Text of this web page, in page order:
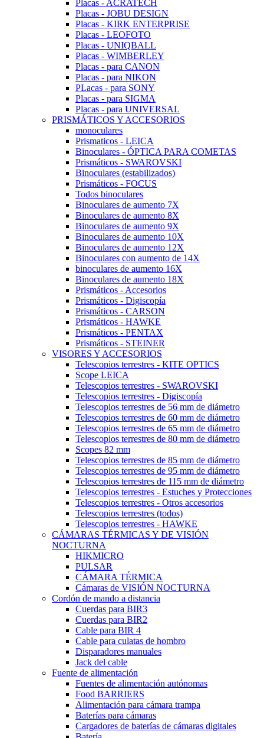
Placas - ACRATECH
Placas - JOBU DESIGN
Placas - KIRK ENTERPRISE
Placas - LEOFOTO
Placas - UNIQBALL
Placas - WIMBERLEY
Placas - para CANON
Placas - para NIKON
PLacas - para SONY
Placas - para SIGMA
Placas - para UNIVERSAL
PRISMÁTICOS Y ACCESORIOS
monoculares
Prismaticos - LEICA
Binoculares - ÓPTICA PARA COMETAS
Prismáticos - SWAROVSKI
Binoculares (estabilizados)
Prismáticos - FOCUS
Todos binoculares
Binoculares de aumento 7X
Binoculares de aumento 8X
Binoculares de aumento 9X
Binoculares de aumento 10X
Binoculares de aumento 12X
Binoculares con aumento de 14X
binoculares de aumento 16X
Binoculares de aumento 18X
Prismáticos - Accesorios
Prismáticos - Digiscopía
Prismáticos - CARSON
Prismáticos - HAWKE
Prismáticos - PENTAX
Prismáticos - STEINER
VISORES Y ACCESORIOS
Telescopios terrestres - KITE OPTICS
Scope LEICA
Telescopios terrestres - SWAROVSKI
Telescopios terrestres - Digiscopía
Telescopios terrestres de 56 mm de diámetro
Telescopios terrestres de 60 mm de diámetro
Telescopios terrestres de 65 mm de diámetro
Telescopios terrestres de 80 mm de diámetro
Scopes 82 mm
Telescopios terrestres de 85 mm de diámetro
Telescopios terrestres de 95 mm de diámetro
Telescopios terrestres de 115 mm de diámetro
Telescopios terrestres - Estuches y Protecciones
Telescopios terrestres - Otros accesorios
Telescopios terrestres (todos)
Telescopios terrestres - HAWKE
CÁMARAS TÉRMICAS Y DE VISIÓN
NOCTURNA
HIKMICRO
PULSAR
CÁMARA TÉRMICA
Cámaras de VISIÓN NOCTURNA
Cordón de mando a distancia
Cuerdas para BIR3
Cuerdas para BIR2
Cable para BIR 4
Cable para culatas de hombro
Disparadores manuales
Jack del cable
Fuente de alimentación
Fuentes de alimentación autónomas
Food BARRIERS
Alimentación para cámara trampa
Baterías para cámaras
Cargadores de baterías de cámaras digitales